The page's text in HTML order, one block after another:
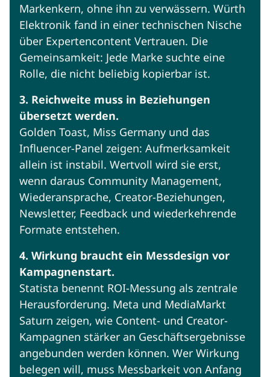
Markenkern, ohne ihn zu verwässern. Würth
Elektronik fand in einer technischen Nische
über Expertencontent Vertrauen. Die
Gemeinsamkeit: Jede Marke suchte eine
Rolle, die nicht beliebig kopierbar ist.
3. Reichweite muss in Beziehungen
übersetzt werden.
Golden Toast, Miss Germany und das
Influencer-Panel zeigen: Aufmerksamkeit
allein ist instabil. Wertvoll wird sie erst,
wenn daraus Community Management,
Wiederansprache, Creator-Beziehungen,
Newsletter, Feedback und wiederkehrende
Formate entstehen.
4. Wirkung braucht ein Messdesign vor
Kampagnenstart.
Statista benennt ROI-Messung als zentrale
Herausforderung. Meta und MediaMarkt
Saturn zeigen, wie Content- und Creator-
Kampagnen stärker an Geschäftsergebnisse
angebunden werden können. Wer Wirkung
belegen will, muss Messbarkeit von Anfang